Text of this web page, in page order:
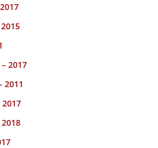
2017
2011